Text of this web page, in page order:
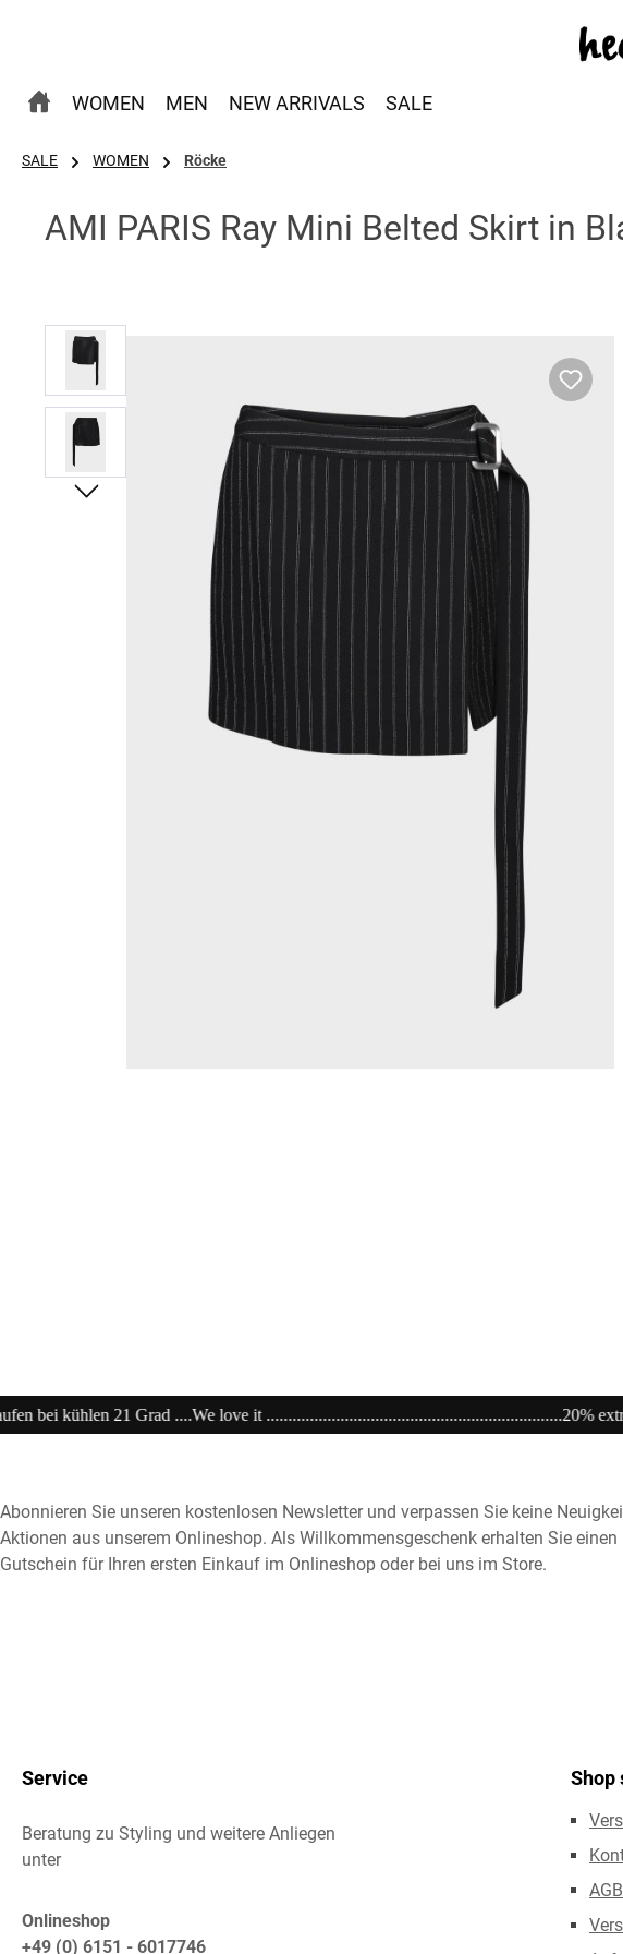
WOMEN MEN NEW ARRIVALS SALE
SALE WOMEN Röcke
AMI PARIS Ray Mini Belted Skirt in
Bildergalerie überspringen
love it ....................................................................20% extra auf Sale
Abonnieren Sie unseren kostenlosen Newsletter und verpassen Sie keine
Aktionen aus unserem Onlineshop. Als Willkommensgeschenk erhalten Sie einen
Gutschein für Ihren ersten Einkauf im Onlineshop oder bei uns im Store.
Service
Beratung zu Styling und weitere Anliegen
unter
Onlineshop
+49 (0) 6151 - 6017746
Shop